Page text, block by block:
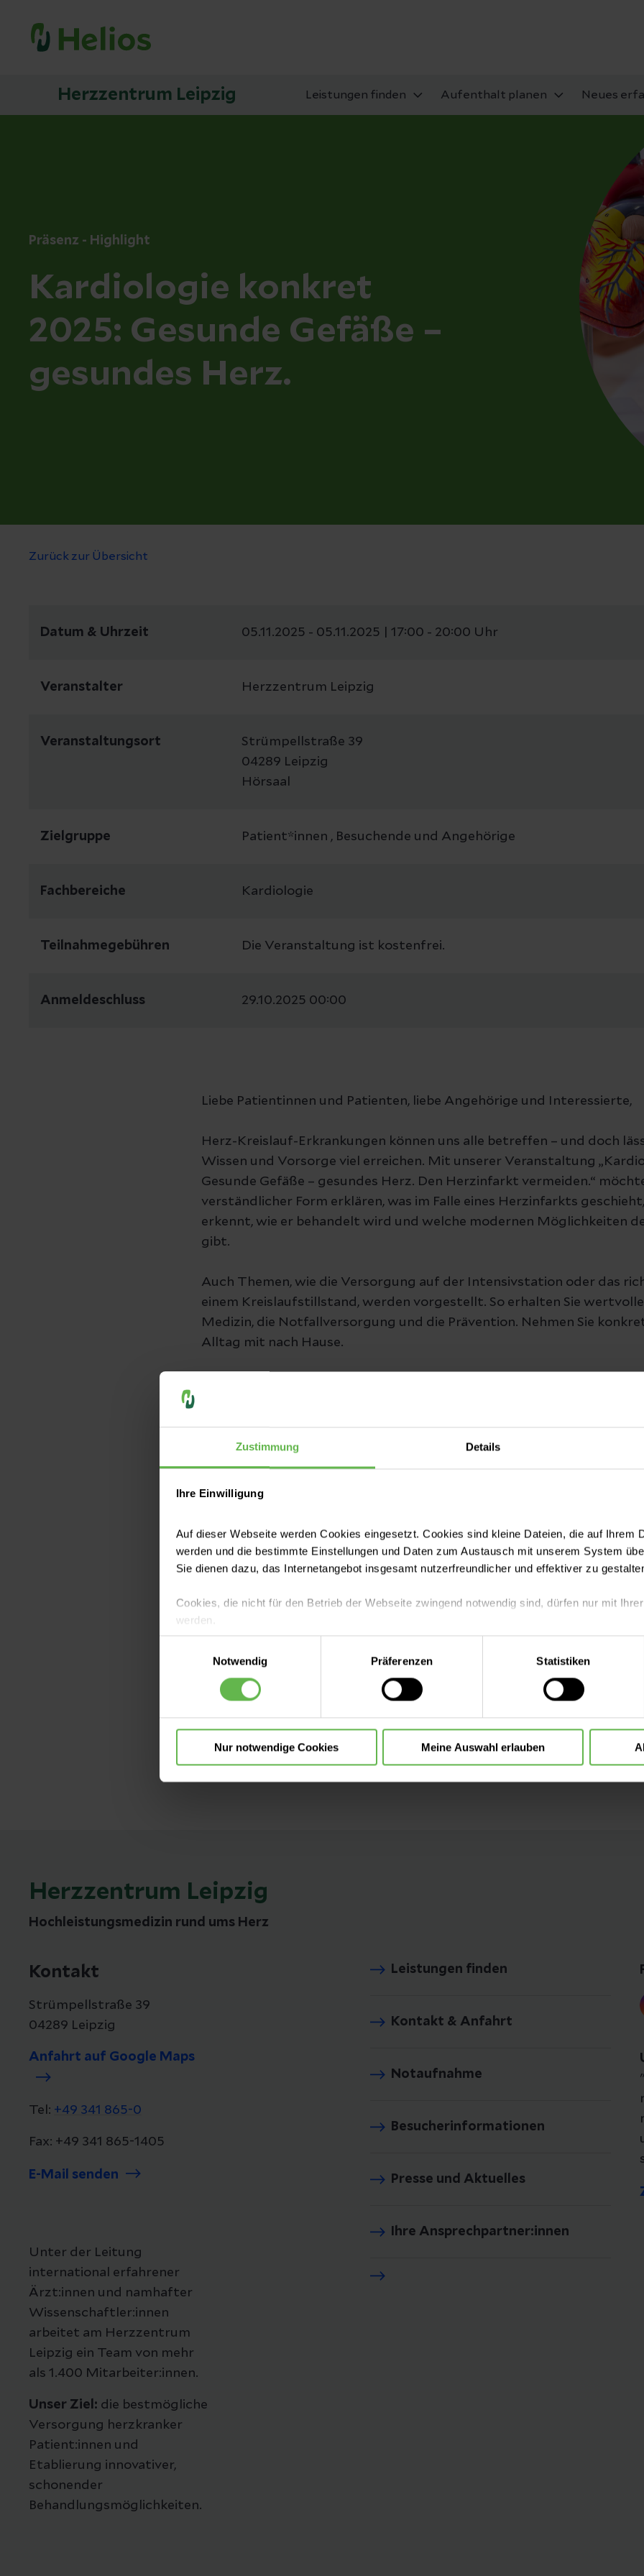
Zustimmung Details
Ihre Einwilligung
Auf dieser Webseite werden Cookies eingesetzt. Cookies sind kleine Dateien, die auf Ihrem
werden und die bestimmte Einstellungen und Daten zum Austausch mit unserem System
Sie dienen dazu, das Internetangebot insgesamt nutzerfreundlicher und effektiver zu
Cookies, die nicht für den Betrieb der Webseite zwingend notwendig sind, dürfen nur mit
werden.
Es steht Ihnen frei, unsere Seite mit nur den notwendigen Cookies zu benutzen, eine
nicht notwendigen Cookies zu treffen oder durch Auswahl von „Alle Cookies akzeptieren“ in
einzuwilligen. Ihre Auswahlentscheidung können Sie jederzeit ändern oder widerrufen.
Notwendig
Präferenzen Statistiken
Nur notwendige Cookies Meine Auswahl erlauben
Herzzentrum Leipzig Leistungen finden Aufenthalt planen Neues
Präsenz - Highlight
Kardiologie konkret
2025: Gesunde Gefäße –
gesundes Herz.
Zurück zur Übersicht
Datum & Uhrzeit 05.11.2025 - 05.11.2025 | 17:00 - 20:00 Uhr
Veranstalter Herzzentrum Leipzig
Veranstaltungsort
Strümpellstraße 39
04289 Leipzig
Hörsaal
Zielgruppe Patient*innen , Besuchende und Angehörige
Fachbereiche Kardiologie
Teilnahmegebühren Die Veranstaltung ist kostenfrei.
Anmeldeschluss 29.10.2025 00:00
Liebe Patientinnen und Patienten, liebe Angehörige und Interessierte,
Herz-Kreislauf-Erkrankungen können uns alle betreffen – und doch
Wissen und Vorsorge viel erreichen. Mit unserer Veranstaltung
Gesunde Gefäße – gesundes Herz. Den Herzinfarkt vermeiden.“
verständlicher Form erklären, was im Falle eines Herzinfarkts
erkennt, wie er behandelt wird und welche modernen Möglichkeiten
gibt.
Auch Themen, wie die Versorgung auf der Intensivstation oder das
einem Kreislaufstillstand, werden vorgestellt. So erhalten Sie wertvolle
Medizin, die Notfallversorgung und die Prävention. Nehmen Sie
Alltag mit nach Hause.
Infomaterial zum Herunterladen
HEL-LE-Herzzentrum-einladung-DINlang-
Zum Anmeldeformular
Herzzentrum Leipzig
Hochleistungsmedizin rund ums Herz
Kontakt
Strümpellstraße 39
04289 Leipzig
Anfahrt auf Google Maps
Tel: +49 341 865-0
Fax: +49 341 865-1405
E-Mail senden
Unter der Leitung
international erfahrener
Ärzt:innen und namhafter
Wissenschaftler:innen
arbeitet am Herzzentrum
Leipzig ein Team von mehr
als 1.400 Mitarbeiter:innen.
Unser Ziel: die bestmögliche
Versorgung herzkranker
Patient:innen und
Etablierung innovativer,
schonender
Behandlungsmöglichkeiten.
Leistungen finden
Kontakt & Anfahrt
Notaufnahme
Besucherinformationen
Presse und Aktuelles
Ihre Ansprechpartner:innen